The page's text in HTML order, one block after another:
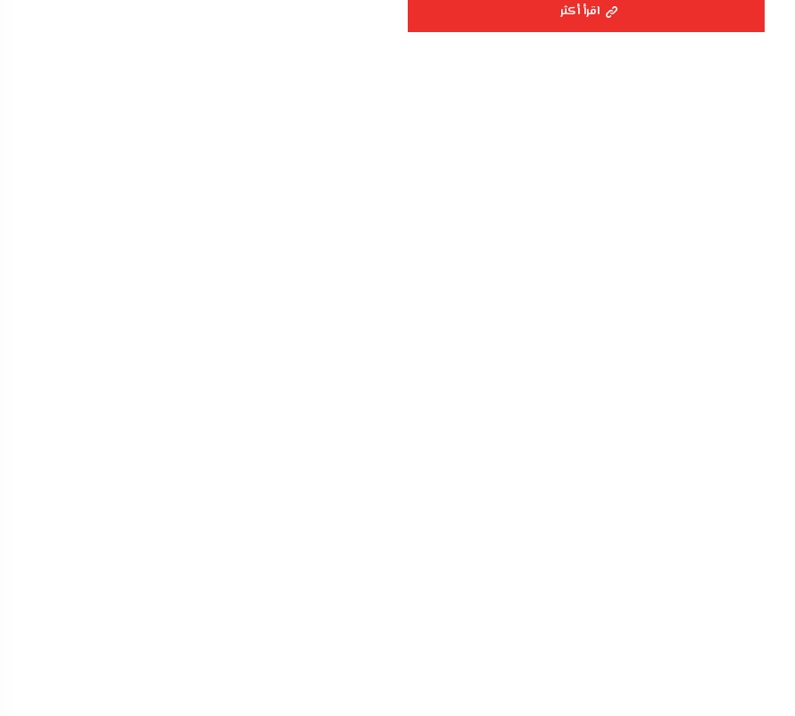
اقرأ أكثر